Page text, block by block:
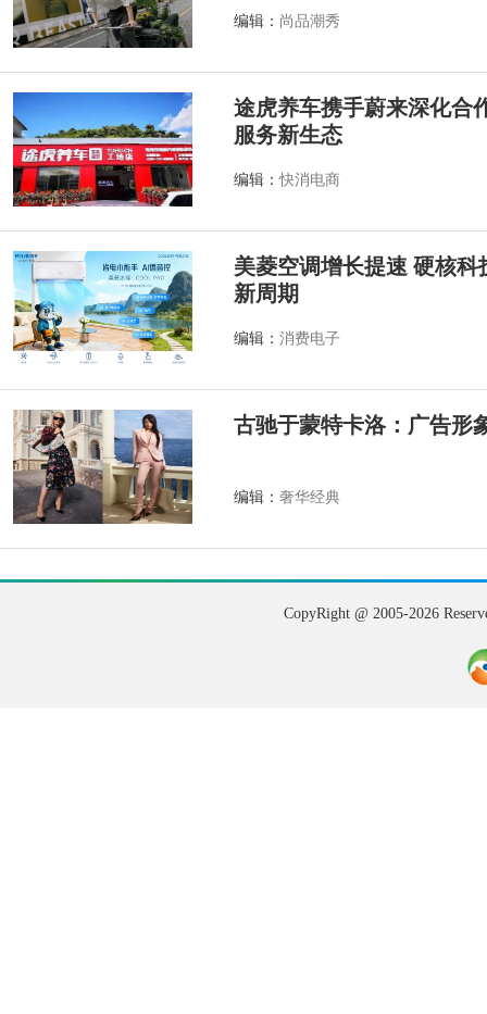
编辑： 尚品潮秀
途虎养车携手蔚来深化合
服务新生态
编辑：快消电商
美菱空调增长提速 硬核
新周期
编辑： 消费电子
古驰于蒙特卡洛：广告形
编辑： 奢华经典
CopyRight @ 2005-2026